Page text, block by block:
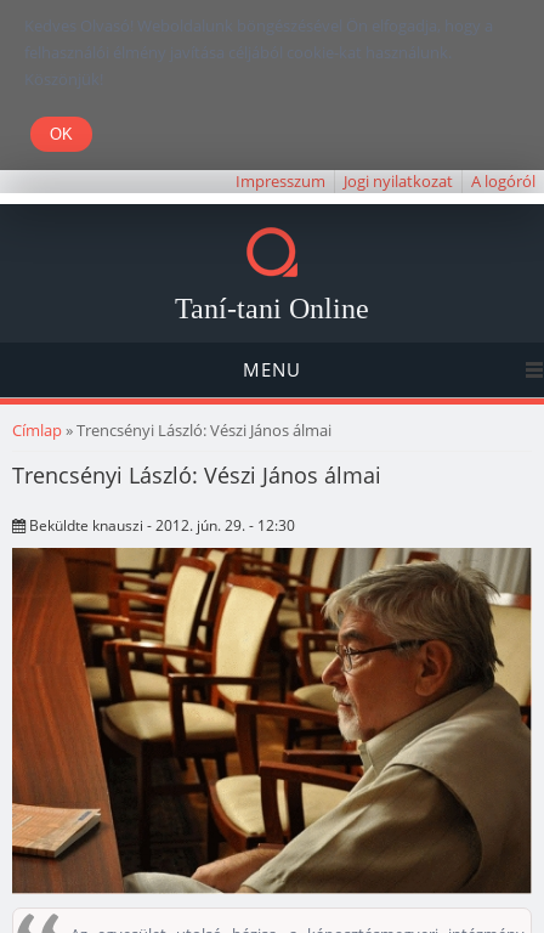
Kedves Olvasó! Weboldalunk böngészésével Ön elfogadja, hogy a
felhasználói élmény javítása céljából cookie-kat használunk.
Köszönjük!
Impresszum Jogi nyilatkozat A logóról
Taní-tani Online
MENU
Jelenlegi hely
Címlap» Trencsényi László: Vészi János álmai
Trencsényi László: Vészi János álmai
Beküldte knauszi - 2012. jún. 29. - 12:30